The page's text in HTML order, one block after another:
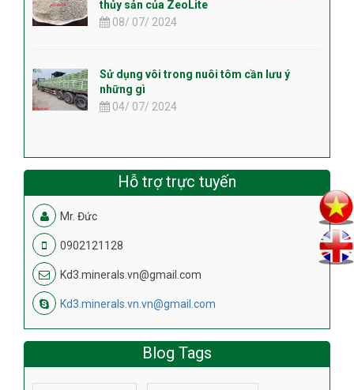
thủy sản của ZeoLite
08/ 07/ 2024
Sử dụng vôi trong nuôi tôm cần lưu ý
những gì
04/ 07/ 2024
Hỗ trợ trực tuyến
Mr. Đức
0902121128
Kd3.minerals.vn@gmail.com
Kd3.minerals.vn.vn@gmail.com
Blog Tags